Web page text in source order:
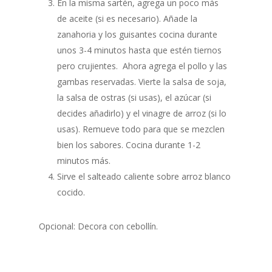
En la misma sartén, agrega un poco más
de aceite (si es necesario). Añade la
zanahoria y los guisantes cocina durante
unos 3-4 minutos hasta que estén tiernos
pero crujientes. Ahora agrega el pollo y las
gambas reservadas. Vierte la salsa de soja,
la salsa de ostras (si usas), el azúcar (si
decides añadirlo) y el vinagre de arroz (si lo
usas). Remueve todo para que se mezclen
bien los sabores. Cocina durante 1-2
minutos más.
Sirve el salteado caliente sobre arroz blanco
cocido.
Opcional: Decora con cebollín.